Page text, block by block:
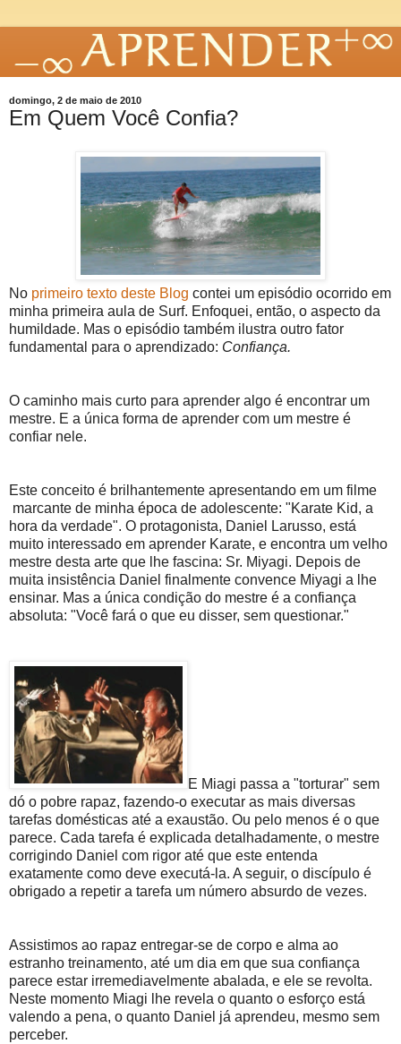
domingo, 2 de maio de 2010
Em Quem Você Confia?
No primeiro texto deste Blog contei um episódio ocorrido em
minha primeira aula de Surf. Enfoquei, então, o aspecto da
humildade. Mas o episódio também ilustra outro fator
fundamental para o aprendizado: Confiança.
O caminho mais curto para aprender algo é encontrar um
mestre. E a única forma de aprender com um mestre é
confiar nele.
Este conceito é brilhantemente apresentando em um filme
marcante de minha época de adolescente: "Karate Kid, a
hora da verdade". O protagonista, Daniel Larusso, está
muito interessado em aprender Karate, e encontra um velho
mestre desta arte que lhe fascina: Sr. Miyagi. Depois de
muita insistência Daniel finalmente convence Miyagi a lhe
ensinar. Mas a única condição do mestre é a confiança
absoluta: "Você fará o que eu disser, sem questionar."
E Miagi passa a "torturar" sem
dó o pobre rapaz, fazendo-o executar as mais diversas
tarefas domésticas até a exaustão. Ou pelo menos é o que
parece. Cada tarefa é explicada detalhadamente, o mestre
corrigindo Daniel com rigor até que este entenda
exatamente como deve executá-la. A seguir, o discípulo é
obrigado a repetir a tarefa um número absurdo de vezes.
Assistimos ao rapaz entregar-se de corpo e alma ao
estranho treinamento, até um dia em que sua confiança
parece estar irremediavelmente abalada, e ele se revolta.
Neste momento Miagi lhe revela o quanto o esforço está
valendo a pena, o quanto Daniel já aprendeu, mesmo sem
perceber.